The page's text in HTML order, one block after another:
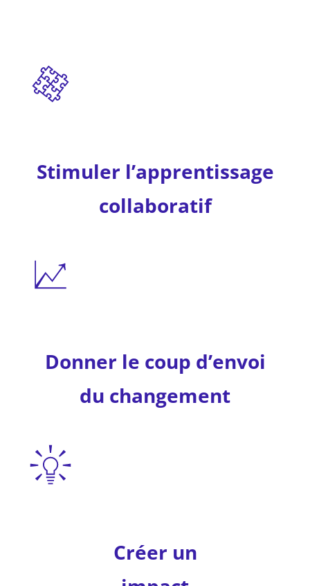
Stimuler l’apprentissage
collaboratif
Donner le coup d’envoi
du changement
Créer un